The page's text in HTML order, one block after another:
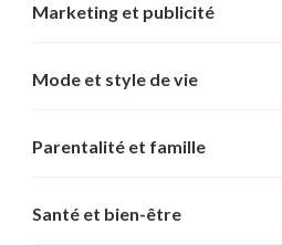
Marketing et publicité
Mode et style de vie
Parentalité et famille
Santé et bien-être